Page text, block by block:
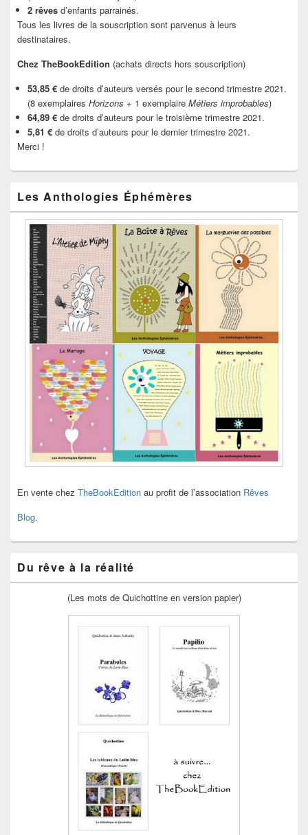
2 rêves d’enfants parrainés.
Tous les livres de la souscription sont parvenus à leurs
destinataires.
Chez TheBookEdition (achats directs hors souscription)
53,85 € de droits d’auteurs versés pour le second trimestre 2021.
(8 exemplaires Horizons + 1 exemplaire Métiers improbables)
64,89 € de droits d’auteurs pour le troisième trimestre 2021.
5,81 € de droits d’auteurs pour le dernier trimestre 2021.
Merci !
Les Anthologies Éphémères
En vente chez TheBookEdition au profit de l’association Rêves
Blog.
Du rêve à la réalité
(Les mots de Quichottine en version papier)